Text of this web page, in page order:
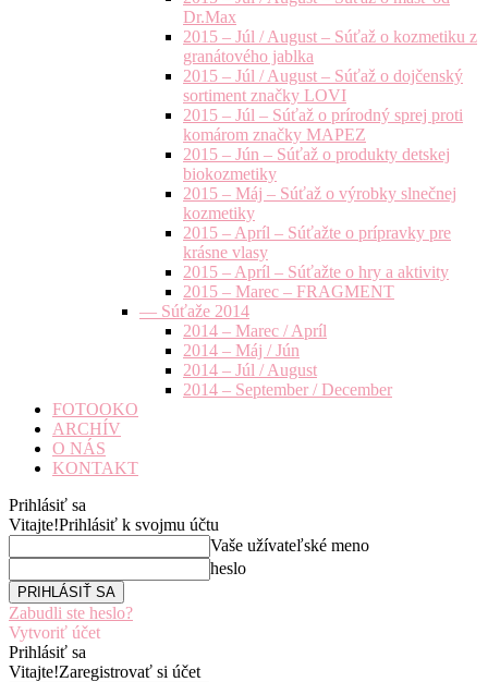
Dr.Max
2015 – Júl / August – Súťaž o kozmetiku z
granátového jablka
2015 – Júl / August – Súťaž o dojčenský
sortiment značky LOVI
2015 – Júl – Súťaž o prírodný sprej proti
komárom značky MAPEZ
2015 – Jún – Súťaž o produkty detskej
biokozmetiky
2015 – Máj – Súťaž o výrobky slnečnej
kozmetiky
2015 – Apríl – Súťažte o prípravky pre
krásne vlasy
2015 – Apríl – Súťažte o hry a aktivity
2015 – Marec – FRAGMENT
— Súťaže 2014
2014 – Marec / Apríl
2014 – Máj / Jún
2014 – Júl / August
2014 – September / December
FOTOOKO
ARCHÍV
O NÁS
KONTAKT
Prihlásiť sa
Vitajte!Prihlásiť k svojmu účtu
Vaše užívateľské meno
heslo
Zabudli ste heslo?
Vytvoriť účet
Prihlásiť sa
Vitajte!Zaregistrovať si účet